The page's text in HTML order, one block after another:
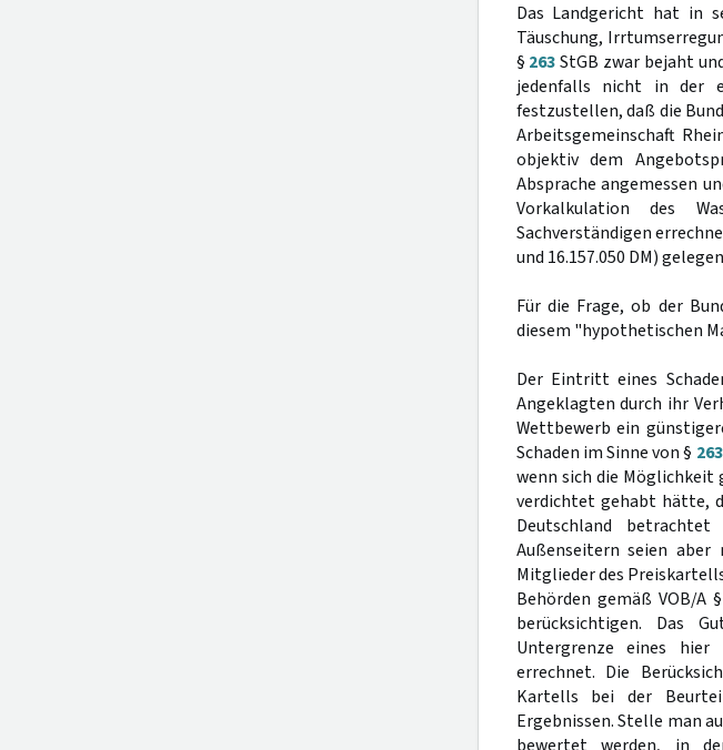
Das Landgericht hat in
Täuschung,
§ 263StGB zwar bejaht
jedenfalls nicht in der
festzustellen, daß die
Arbeitsgemeinschaft
objektiv dem
Absprache angemessen
Vorkalkulation des
Sachverständigen
und 16.157.050 DM)
Für die Frage, ob der
diesem "hypothetischen
Der Eintritt eines
Angeklagten durch ihr
Wettbewerb ein
Schaden im Sinne von § 263
wenn sich die
verdichtet gehabt hätte,
Deutschland
Außenseitern seien
Mitglieder des
Behörden gemäß VOB/A §
berücksichtigen. Das
Untergrenze eines
errechnet. Die
Kartells bei der
Ergebnissen. Stelle man